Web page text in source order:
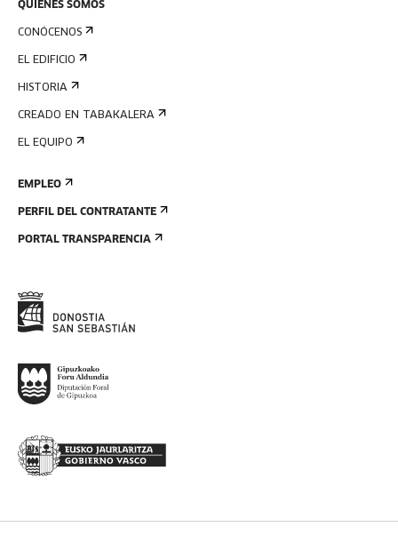
QUIÉNES SOMOS
CONÓCENOS
EL EDIFICIO
HISTORIA
CREADO EN TABAKALERA
EL EQUIPO
EMPLEO
PERFIL DEL CONTRATANTE
PORTAL TRANSPARENCIA